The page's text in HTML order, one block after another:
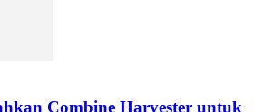
Combine Harvester untuk